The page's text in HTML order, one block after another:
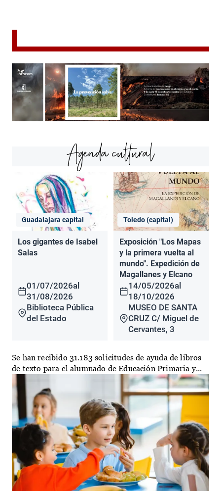
Agenda cultural
Guadalajara capital
Los gigantes de Isabel
Salas
01/07/2026al
31/08/2026
Biblioteca Pública
del Estado
Toledo (capital)
Exposición "Los Mapas
y la primera vuelta al
mundo". Expedición de
Magallanes y Elcano
14/05/2026al
18/10/2026
MUSEO DE SANTA
CRUZ C/ Miguel de
Cervantes, 3
Se han recibido 31.183 solicitudes de ayuda de libros
de texto para el alumnado de Educación Primaria y...